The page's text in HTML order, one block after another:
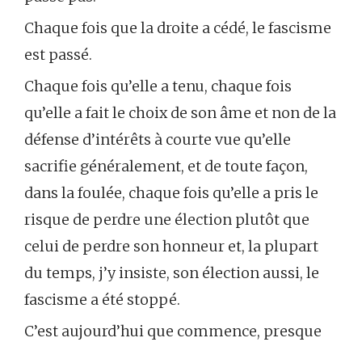
Chaque fois que la droite a cédé, le fascisme
est passé.
Chaque fois qu’elle a tenu, chaque fois
qu’elle a fait le choix de son âme et non de la
défense d’intérêts à courte vue qu’elle
sacrifie généralement, et de toute façon,
dans la foulée, chaque fois qu’elle a pris le
risque de perdre une élection plutôt que
celui de perdre son honneur et, la plupart
du temps, j’y insiste, son élection aussi, le
fascisme a été stoppé.
C’est aujourd’hui que commence, presque